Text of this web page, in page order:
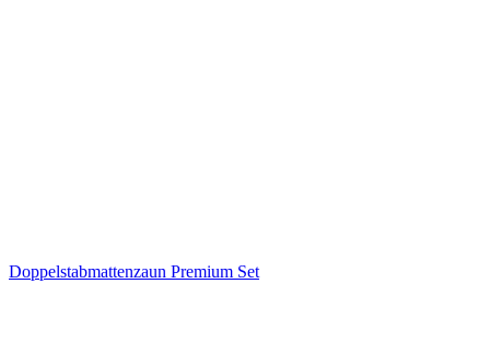
Doppelstabmattenzaun Premium Set